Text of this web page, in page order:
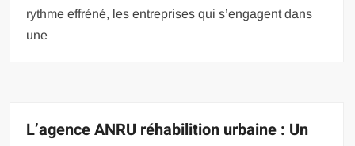
rythme effréné, les entreprises qui s’engagent dans
une
L’agence ANRU réhabilition urbaine : Un